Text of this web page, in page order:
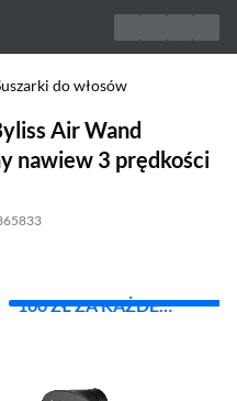
do włosów
Air Wand
nawiew 3 prędkości
100 ZŁ ZA KAŻDE